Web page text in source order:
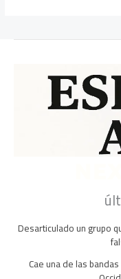
Desarticulado un grupo
Cae una de las